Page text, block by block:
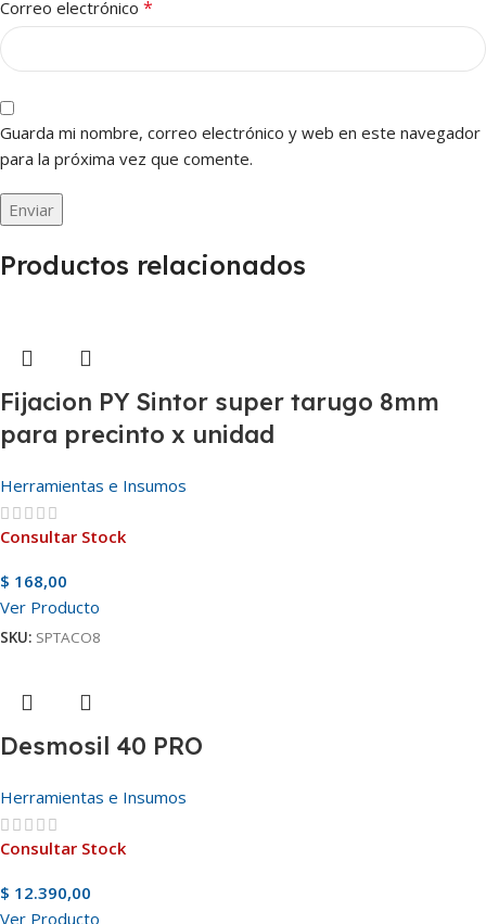
Correo electrónico *
Guarda mi nombre, correo electrónico y web en este navegador
para la próxima vez que comente.
Productos relacionados
Fijacion PY Sintor super tarugo 8mm
para precinto x unidad
Herramientas e Insumos
Consultar Stock
$ 168,00
Ver Producto
SKU: SPTACO8
Desmosil 40 PRO
Herramientas e Insumos
Consultar Stock
$ 12.390,00
Ver Producto